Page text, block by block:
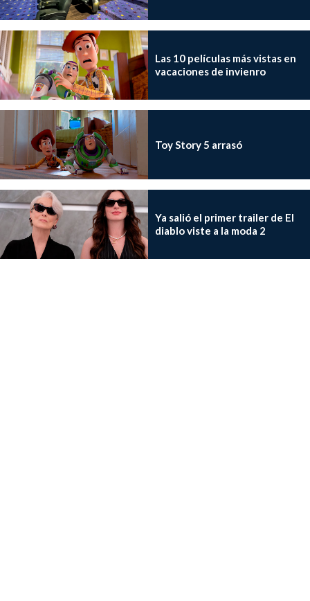
Las 10 películas más vistas en
vacaciones de invienro
Toy Story 5 arrasó
Ya salió el primer trailer de El
diablo viste a la moda 2